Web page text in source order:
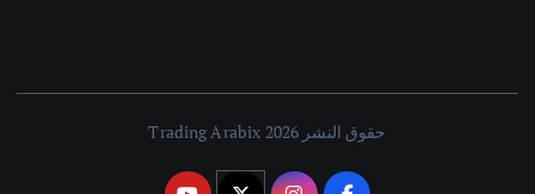
حقوق النشر 2026 Trading Arabix